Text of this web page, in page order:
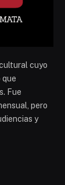
cuyo
que
Fue
pero
y